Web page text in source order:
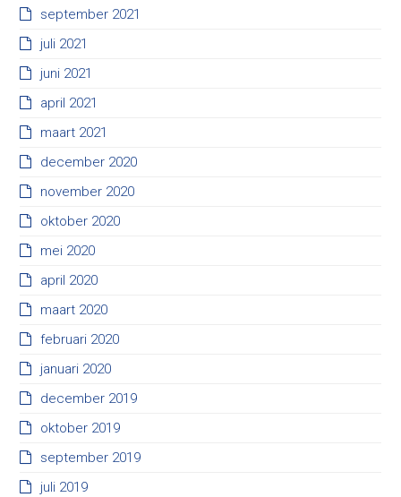
september 2021
juli 2021
juni 2021
april 2021
maart 2021
december 2020
november 2020
oktober 2020
mei 2020
april 2020
maart 2020
februari 2020
januari 2020
december 2019
oktober 2019
september 2019
juli 2019